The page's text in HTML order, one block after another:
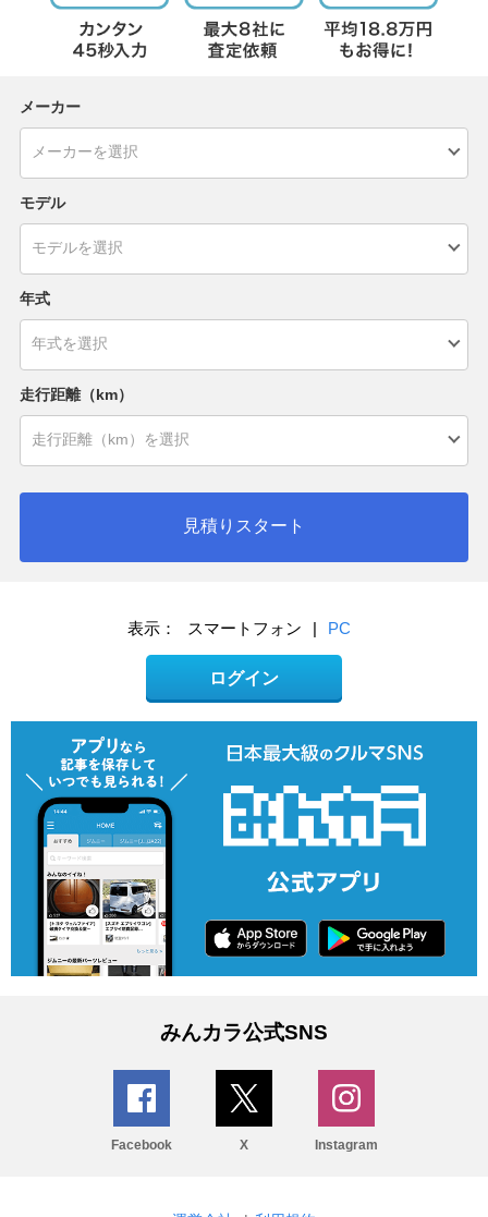
メーカー
モデル
年式
走行距離（km）
見積りスタート
表示： スマートフォン | PC
ログイン
みんカラ公式SNS
Facebook X Instagram